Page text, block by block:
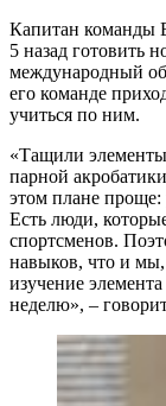
Капитан команды
5 назад готовить
международный
его команде
учиться по ним.
«Тащили элементы
парной
этом плане проще:
Есть люди,
спортсменов.
навыков, что и мы,
изучение
неделю», –